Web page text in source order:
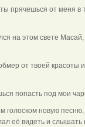
прячешься от меня в
на этом свете
от твоей красоты
попасть под мои
голоском новую
её видеть и слышать